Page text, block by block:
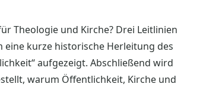
Theologie und Kirche? Drei Leitlinien
eine kurze historische Herleitung des
aufgezeigt. Abschließend wird
warum Öffentlichkeit, Kirche und